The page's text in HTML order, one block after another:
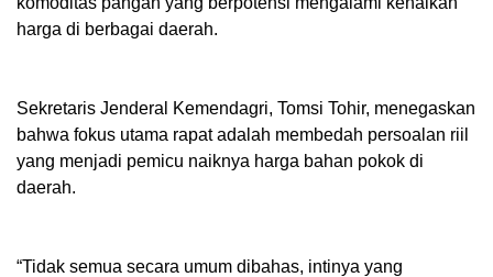
harga di berbagai daerah.
Sekretaris Jenderal Kemendagri, Tomsi Tohir, menegaskan
bahwa fokus utama rapat adalah membedah persoalan riil
yang menjadi pemicu naiknya harga bahan pokok di
daerah.
“Tidak semua secara umum dibahas, intinya yang